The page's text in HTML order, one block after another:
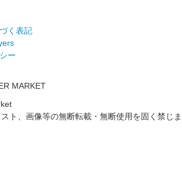
く表記
ー
ト、画像等の無断転載・無断使用を固く禁じま